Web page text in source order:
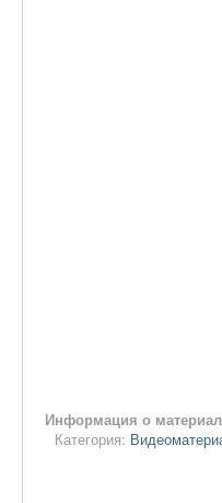
Информация о
Категория: